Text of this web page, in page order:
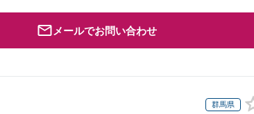
メールでお問い合わせ
群馬県